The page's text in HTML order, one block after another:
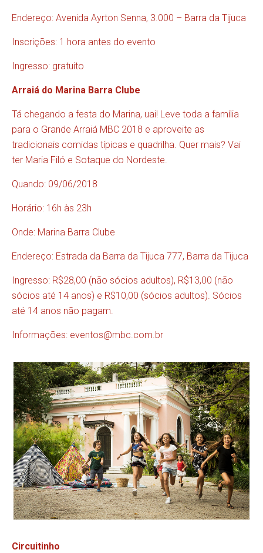
Endereço: Avenida Ayrton Senna, 3.000 – Barra da Tijuca
Inscrições: 1 hora antes do evento
Ingresso: gratuito
Arraiá do Marina Barra Clube
Tá chegando a festa do Marina, uai! Leve toda a família
para o Grande Arraiá MBC 2018 e aproveite as
tradicionais comidas típicas e quadrilha. Quer mais? Vai
ter Maria Filó e Sotaque do Nordeste.
Quando: 09/06/2018
Horário: 16h às 23h
Onde: Marina Barra Clube
Endereço: Estrada da Barra da Tijuca 777, Barra da Tijuca
Ingresso: R$28,00 (não sócios adultos), R$13,00 (não
sócios até 14 anos) e R$10,00 (sócios adultos). Sócios
até 14 anos não pagam.
Informações: eventos@mbc.com.br
Circuitinho